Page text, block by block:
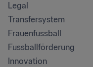
Legal
Transfersystem
Frauenfussball
Fussballförderung
Innovation